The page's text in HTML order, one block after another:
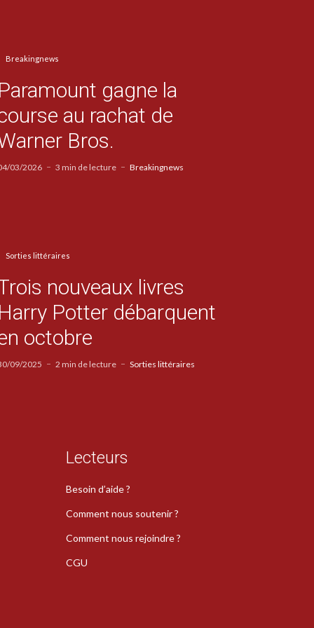
Breakingnews
gagne la
au rachat de
Bros.
03/2026 3 min de lecture Breakingnews
Sorties littéraires
nouveaux livres
Potter débarquent
octobre
09/2025 2 min de lecture Sorties littéraires
Lecteurs
Besoin d’aide ?
Comment nous soutenir ?
Comment nous rejoindre ?
CGU